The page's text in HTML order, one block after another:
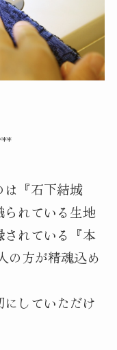
『石下結城
れている生地
されている『本
の方が精魂込め
していただけ